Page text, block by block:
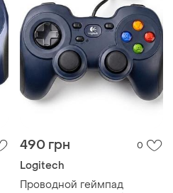
490 грн 0
Logitech
Проводной геймпад